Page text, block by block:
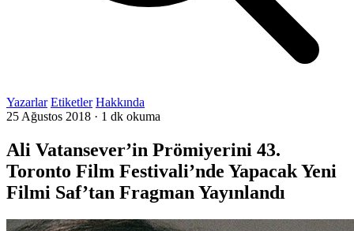
Yazarlar Etiketler Hakkında
25 Ağustos 2018 · 1 dk okuma
Ali Vatansever’in Prömiyerini 43.
Toronto Film Festivali’nde Yapacak Yeni
Filmi Saf’tan Fragman Yayınlandı